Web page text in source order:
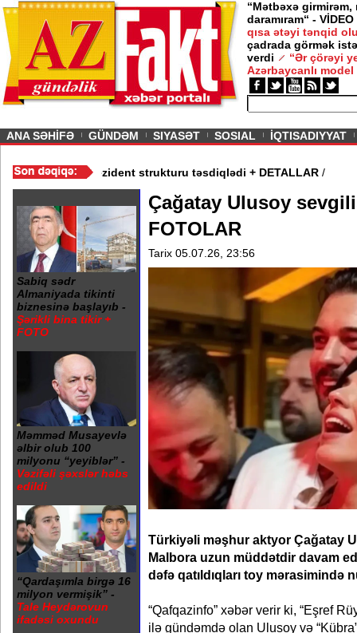
“Mətbəxə girmirəm,
daramıram“ - VİDEO
qısa ətəyi tənqid
çadrada görmək
verdi
“Ər çörəyi
Azərbaycanlı model
ANA SƏHİFƏ GÜNDƏM SIYASƏT SOSIAL İQTISADIYYAT
Yayım Şurası yaradıdı - Prezident strukturu təsdiqlədi +
Sabiq sədr
Almaniyada tikinti
biznesinə başlayıb -
Şərikli bina tikir +
FOTO
Məmməd Musayevlə
əlbir olub 100
milyonu “yeyiblər” -
Vəzifəli şəxslər həbs
edildi
“Qardaşımla birgə 16
milyon vermişik” -
Tale Heydərovun
ifadəsi oxundu
Çağatay Ulusoy
FOTOLAR
Tarix 05.07.26, 23:56
Türkiyəli məşhur aktyor Çağatay
Malbora uzun müddətdir davam
dəfə qatıldıqları toy mərasimində
“Qafqazinfo” xəbər verir ki, “Eşref
ilə gündəmdə olan Ulusoy və